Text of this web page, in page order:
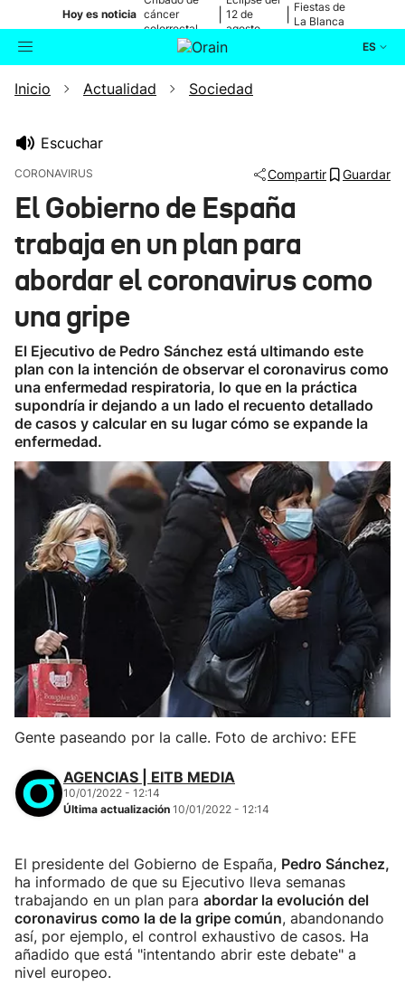
Hoy es noticia cáncer
colorrectal
12 de
agosto
Fiestas de
La Blanca
ES
Buscador Actualidad
Ikusmiran
Eguraldia
Inicio Actualidad Sociedad
Escuchar
CORONAVIRUS Compartir Guardar
El Gobierno de España
trabaja en un plan para
abordar el coronavirus como
una gripe
El Ejecutivo de Pedro Sánchez está ultimando este
plan con la intención de observar el coronavirus como
una enfermedad respiratoria, lo que en la práctica
supondría ir dejando a un lado el recuento detallado
de casos y calcular en su lugar cómo se expande la
enfermedad.
Gente paseando por la calle. Foto de archivo: EFE
AGENCIAS | EITB MEDIA
10/01/2022 - 12:14
Última actualización 10/01/2022 - 12:14
El presidente del Gobierno de España, Pedro Sánchez,
ha informado de que su Ejecutivo lleva semanas
trabajando en un plan para abordar la evolución del
coronavirus como la de la gripe común, abandonando
así, por ejemplo, el control exhaustivo de casos. Ha
añadido que está "intentando abrir este debate" a
nivel europeo.